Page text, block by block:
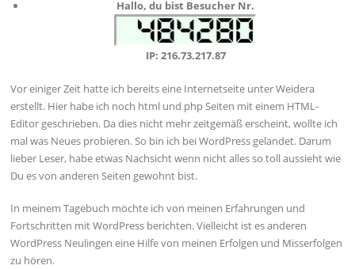
Hallo, du bist Besucher Nr.
IP: 216.73.217.87
Vor einiger Zeit hatte ich bereits eine Internetseite unter Weidera
erstellt. Hier habe ich noch html und php Seiten mit einem HTML-
Editor geschrieben. Da dies nicht mehr zeitgemäß erscheint, wollte ich
mal was Neues probieren. So bin ich bei WordPress gelandet. Darum
lieber Leser, habe etwas Nachsicht wenn nicht alles so toll aussieht wie
Du es von anderen Seiten gewohnt bist.
In meinem Tagebuch möchte ich von meinen Erfahrungen und
Fortschritten mit WordPress berichten. Vielleicht ist es anderen
WordPress Neulingen eine Hilfe von meinen Erfolgen und Misserfolgen
zu hören.